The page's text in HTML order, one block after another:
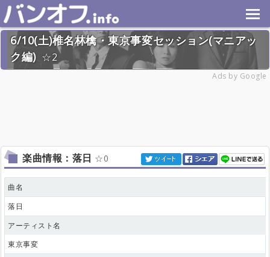
6/10(土)椎名林檎・東京事変セッション(マニアッ
ク編)
2
Ads by Google
楽曲情報：落日 0
曲名
落日
アーティスト名
東京事変